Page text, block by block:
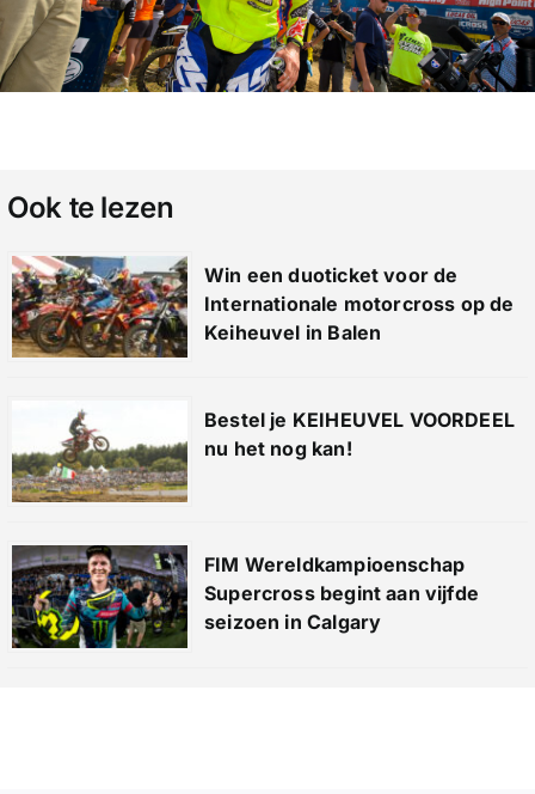
Ook te lezen
Win een duoticket voor de
Internationale motorcross op de
Keiheuvel in Balen
Bestel je KEIHEUVEL VOORDEEL
nu het nog kan!
FIM Wereldkampioenschap
Supercross begint aan vijfde
seizoen in Calgary